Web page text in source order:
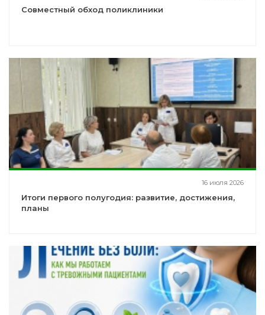
Совместный обход поликлиники
16 июля 2026
Итоги первого полугодия: развитие, достижения,
планы